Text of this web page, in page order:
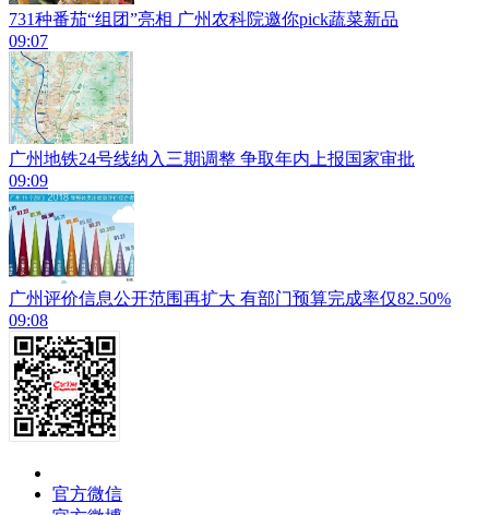
731种番茄“组团”亮相 广州农科院邀你pick蔬菜新品
09:07
广州地铁24号线纳入三期调整 争取年内上报国家审批
09:09
广州评价信息公开范围再扩大 有部门预算完成率仅82.50%
09:08
官方微信